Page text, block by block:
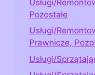
Usługi/
Pozostałe
Usługi/
Prawnicze,
Usługi/